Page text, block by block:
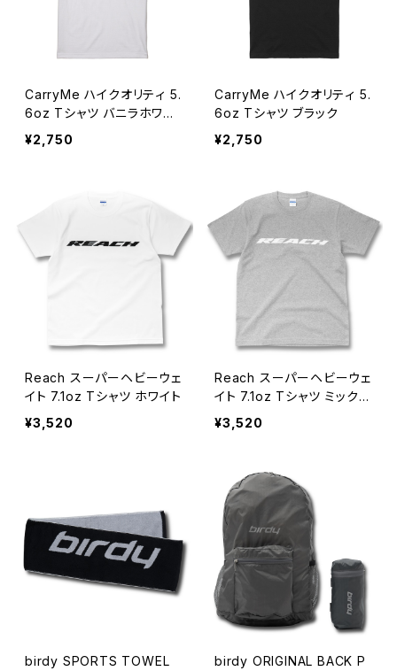
CarryMe ハイクオリティ 5.
6oz Tシャツ バニラホワイ
ト
¥2,750
CarryMe ハイクオリティ 5.
6oz Tシャツ ブラック
¥2,750
Reach スーパーヘビーウェ
イト 7.1oz Tシャツ ホワイト
¥3,520
Reach スーパーヘビーウェ
イト 7.1oz Tシャツ ミックス
グレー
¥3,520
birdy SPORTS TOWEL
birdy ORIGINAL BACK P